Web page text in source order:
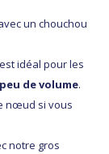
un chouchou
idéal pour les
de volume.
nœud si vous
notre gros